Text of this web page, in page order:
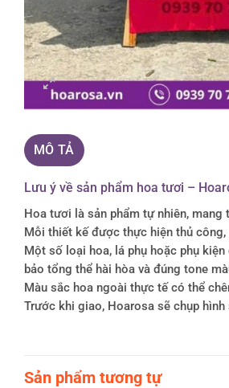
MÔ TẢ
Lưu ý về sản phẩm hoa tươi –
Hoa tươi là sản phẩm tự nhiên,
Mỗi thiết kế được thực hiện thủ
Một số loại hoa, lá phụ hoặc phụ
bảo tổng thể hài hòa và đúng tone
Màu sắc hoa ngoài thực tế có thể
Trước khi giao, Hoarosa sẽ chụp
Sản phẩm tương tự